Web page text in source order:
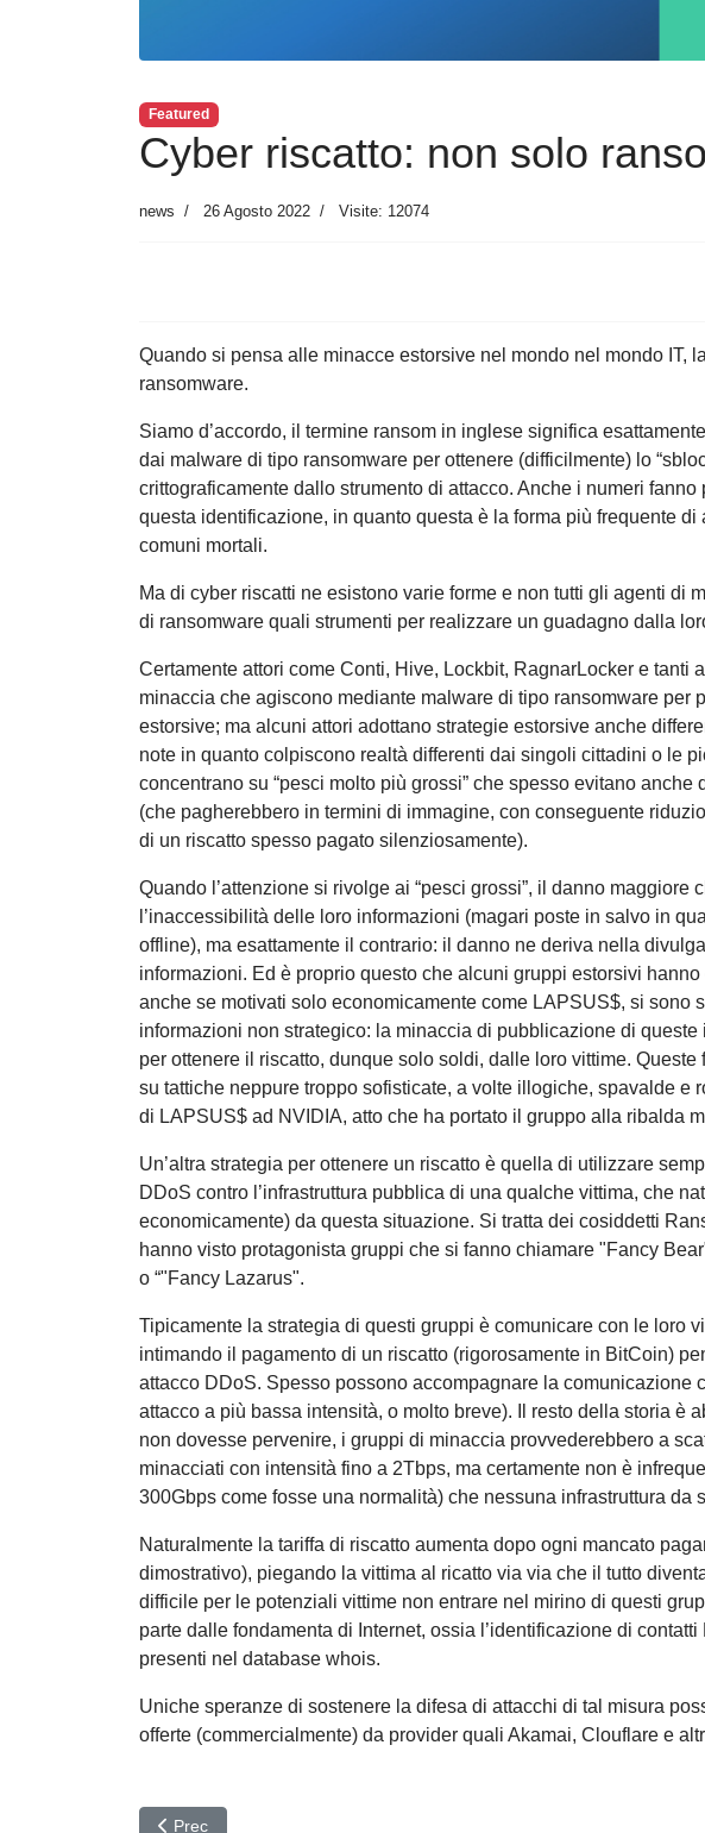
Featured
Cyber riscatto: non solo
news 26 Agosto 2022 Visite: 12074
Quando si pensa alle minacce estorsive nel mondo nel mondo IT,
ransomware.
Siamo d’accordo, il termine ransom in inglese significa
dai malware di tipo ransomware per ottenere (difficilmente) lo
crittograficamente dallo strumento di attacco. Anche i numeri
questa identificazione, in quanto questa è la forma più frequente
comuni mortali.
Ma di cyber riscatti ne esistono varie forme e non tutti gli agenti di
di ransomware quali strumenti per realizzare un guadagno dalla
Certamente attori come Conti, Hive, Lockbit, RagnarLocker e tanti
minaccia che agiscono mediante malware di tipo ransomware per
estorsive; ma alcuni attori adottano strategie estorsive anche
note in quanto colpiscono realtà differenti dai singoli cittadini o le
concentrano su “pesci molto più grossi” che spesso evitano anche
(che pagherebbero in termini di immagine, con conseguente
di un riscatto spesso pagato silenziosamente).
Quando l’attenzione si rivolge ai “pesci grossi”, il danno maggiore
l’inaccessibilità delle loro informazioni (magari poste in salvo in
offline), ma esattamente il contrario: il danno ne deriva nella
informazioni. Ed è proprio questo che alcuni gruppi estorsivi
anche se motivati solo economicamente come LAPSUS$, si sono
informazioni non strategico: la minaccia di pubblicazione di queste
per ottenere il riscatto, dunque solo soldi, dalle loro vittime.
su tattiche neppure troppo sofisticate, a volte illogiche, spavalde e
di LAPSUS$ ad NVIDIA, atto che ha portato il gruppo alla ribalda
Un’altra strategia per ottenere un riscatto è quella di utilizzare
DDoS contro l’infrastruttura pubblica di una qualche vittima, che
economicamente) da questa situazione. Si tratta dei cosiddetti
hanno visto protagonista gruppi che si fanno chiamare "Fancy
o “"Fancy Lazarus".
Tipicamente la strategia di questi gruppi è comunicare con le loro
intimando il pagamento di un riscatto (rigorosamente in BitCoin)
attacco DDoS. Spesso possono accompagnare la comunicazione
attacco a più bassa intensità, o molto breve). Il resto della storia è
non dovesse pervenire, i gruppi di minaccia provvederebbero a
minacciati con intensità fino a 2Tbps, ma certamente non è
300Gbps come fosse una normalità) che nessuna infrastruttura da
Naturalmente la tariffa di riscatto aumenta dopo ogni mancato
dimostrativo), piegando la vittima al ricatto via via che il tutto
difficile per le potenziali vittime non entrare nel mirino di questi
parte dalle fondamenta di Internet, ossia l’identificazione di
presenti nel database whois.
Uniche speranze di sostenere la difesa di attacchi di tal misura
offerte (commercialmente) da provider quali Akamai, Clouflare e
Articolo precedente: Sistemi Palo Alto sotto attacco
Prec